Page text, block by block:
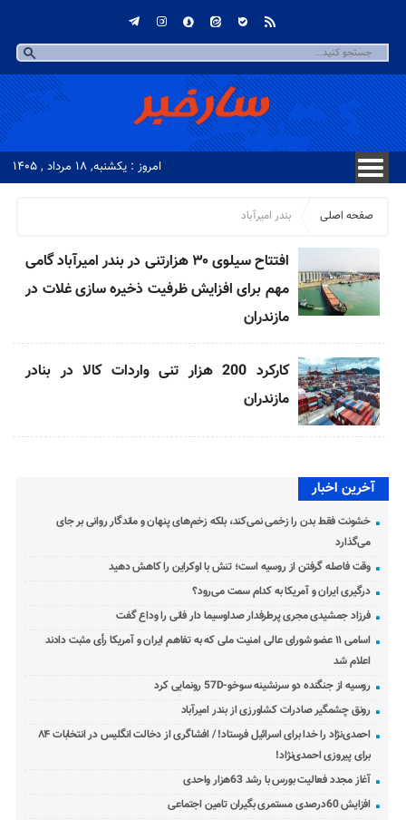
امروز : یکشنبه, ۱۸ مرداد , ۱۴۰۵
صفحه اصلی بندر امیرآباد
افتتاح سیلوی ۳۰ هزارتنی در بندر امیرآباد گامی
مهم برای افزایش ظرفیت ذخیره سازی غلات در
مازندران
کارکرد 200 هزار تنی واردات کالا در بنادر
مازندران
آخرین اخبار
خشونت فقط بدن را زخمی نمی‌کند، بلکه زخم‌های پنهان و ماندگار روانی بر جای
می‌گذارد
وقت فاصله گرفتن از روسیه است؛ تنش با اوکراین را کاهش دهید
درگیری ایران و آمریکا به کدام سمت می‌رود؟
فرزاد جمشیدی مجری پرطرفدار صداوسیما دار فانی را وداع گفت
اسامی ۱۱ عضو شورای عالی امنیت ملی که به تفاهم ایران و آمریکا رأی مثبت دادند
اعلام شد
روسیه از جنگنده دو سرنشینه سوخو-57D رونمایی کرد
رونق چشمگیر صادرات کشاورزی از بندر امیرآباد
احمدی‌نژاد را خدا برای اسرائیل فرستاد! / افشاگری از دخالت انگلیس در انتخابات ۸۴
برای پیروزی احمدی‌نژاد!
آغاز مجدد فعالیت بورس با رشد 63هزار واحدی
افزایش 60درصدی مستمری بگیران تامین اجتماعی